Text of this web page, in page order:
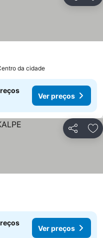
da cidade
Ver preços
Partilhar
preços
Ver preços